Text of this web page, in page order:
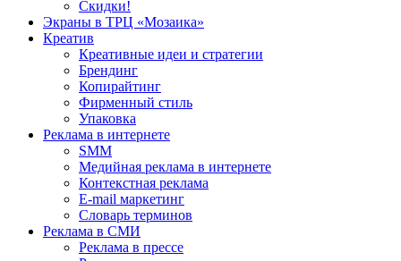
Скидки!
Экраны в ТРЦ «Мозаика»
Креатив
Креативные идеи и стратегии
Брендинг
Копирайтинг
Фирменный стиль
Упаковка
Реклама в интернете
SMM
Медийная реклама в интернете
Контекстная реклама
E-mail маркетинг
Словарь терминов
Реклама в СМИ
Реклама в прессе